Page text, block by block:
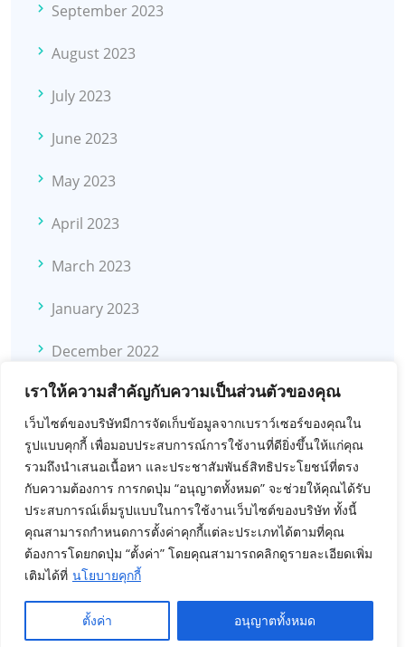
เราให้ความสำคัญกับความเป็นส่วนตัวของคุณ
เว็บไซต์ของบริษัทมีการจัดเก็บข้อมูลจากเบราว์เซอร์ของคุณใน
รูปแบบคุกกี้ เพื่อมอบประสบการณ์การใช้งานที่ดียิ่งขึ้นให้แก่คุณ
รวมถึงนำเสนอเนื้อหา และประชาสัมพันธ์สิทธิประโยชน์ที่ตรง
กับความต้องการ การกดปุ่ม “อนุญาตทั้งหมด” จะช่วยให้คุณได้รับ
ประสบการณ์เต็มรูปแบบในการใช้งานเว็บไซต์ของบริษัท ทั้งนี้
คุณสามารถกำหนดการตั้งค่าคุกกี้แต่ละประเภทได้ตามที่คุณ
ต้องการโดยกดปุ่ม “ตั้งค่า” โดยคุณสามารถคลิกดูรายละเอียดเพิ่ม
เติมได้ที่ นโยบายคุกกี้
ตั้งค่า อนุญาตทั้งหมด
September 2023
August 2023
July 2023
June 2023
May 2023
April 2023
March 2023
January 2023
December 2022
November 2022
October 2022
November 2021
February 2021
September 2020